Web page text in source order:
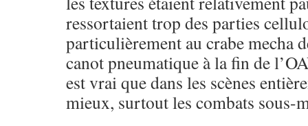
ressortaient trop des parties
particulièrement au crabe mecha
canot pneumatique à la fin de
est vrai que dans les scènes
mieux, surtout les combats sous-